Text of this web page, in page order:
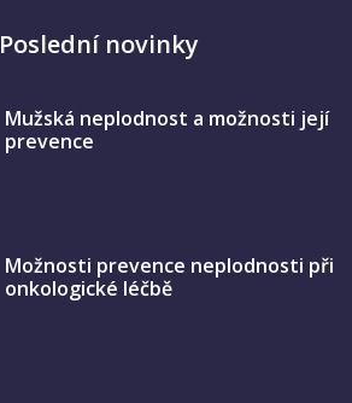
Poslední novinky
Mužská neplodnost a možnosti její
prevence
Možnosti prevence neplodnosti při
onkologické léčbě